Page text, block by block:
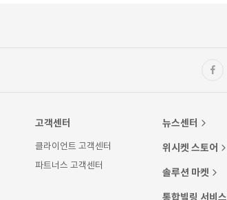
고객센터
클라이언트 고객센터
파트너스 고객센터
뉴스센터
위시켓 스토어
솔루션 마켓
통합빌링 서비스